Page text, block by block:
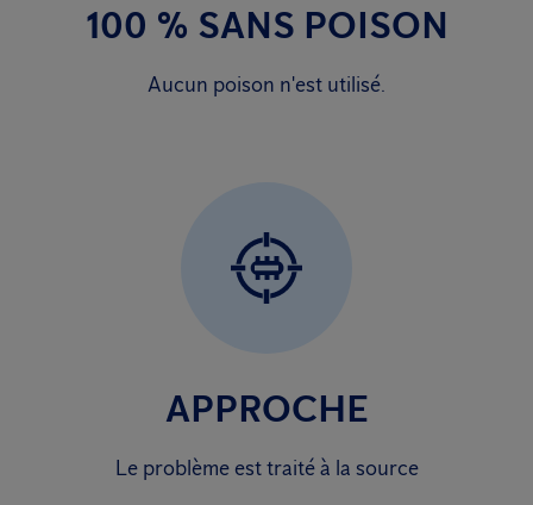
100 % SANS POISON
Aucun poison n'est utilisé.
APPROCHE
Le problème est traité à la source